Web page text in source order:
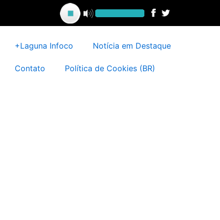
conteúdo
+Laguna Infoco Notícia em Destaque
Contato Política de Cookies (BR)